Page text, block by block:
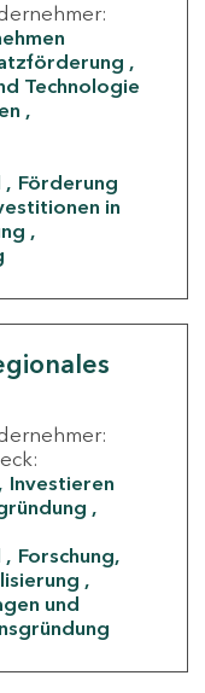
Technologie
Förderung
in
Investieren
Forschung,
und